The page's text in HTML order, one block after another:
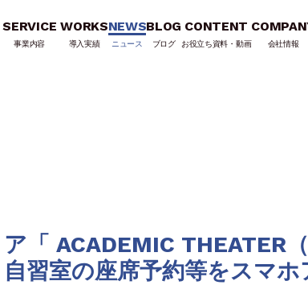
SERVICE
事業内容
WORKS
導入実績
NEWS
ニュース
BLOG
ブログ
CONTENT
お役立ち資料・動画 会社情報
「 ACADEMIC THEATER
習室の座席予約等をスマホ